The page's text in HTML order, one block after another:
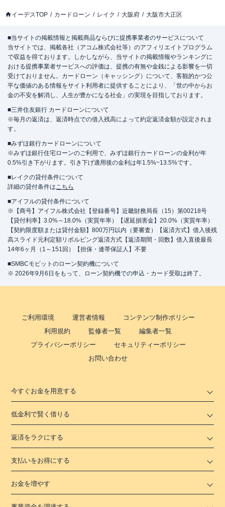
イーデスTOP カードローン レイク 大阪府 大阪市大正区
■当サイトの掲載情報と掲載商品ならびに提携事業者のサービスについて
当サイトでは、掲載各社（アコム株式会社等）のアフィリエイトプログラム
で収益を得ております。しかしながら、当サイトの掲載情報やランキングに
おける提携事業者サービスへの評価は、提携の有無や金銭による影響を一切
受けておりません。カードローン（キャッシング）について、客観的かつ公
平な価値のある情報をサイト利用者に提供することにより、「世の中からお
金の不安を解消し、人生が豊かになる社会」の実現を目指しております。
■三井住友銀行 カードローンについて
※毎月の返済は、返済時点での借入残高によって約定返済金額が設定されま
す。
■みずほ銀行カードローンについて
※みずほ銀行住宅ローンのご利用で、みずほ銀行カードローンの金利が年
0.5%引き下がります。引き下げ適用後の金利は年1.5%~13.5%です。
■レイクの貸付条件について
詳細の貸付条件はこちら
■アイフルの貸付条件について
※【商号】アイフル株式会社【登録番号】近畿財務局長（15）第00218号
【貸付利率】3.0%～18.0%（実質年率）【遅延損害金】20.0%（実質年率）
【契約限度額または貸付金額】800万円以内（要審査）【返済方式】借入後残
高スライド元利定額リボルビング返済方式【返済期間・回数】借入直後最長
14年6ヶ月（1～151回）【担保・連帯保証人】不要
■SMBCモビットのローン契約機について
※ 2026年9月6日をもって、ローン契約機での申込・カード受取は終了。
ご利用環境 運営者情報
コンテンツ制作ポリシー
利用規約
監修者一覧
編集者一覧
プライバシーポリシー
セキュリティーポリシー
お問い合わせ
今すぐお金を用意する
低金利で賢く借りる
返済をラクにする
支払いをお得にする
お金を増やす